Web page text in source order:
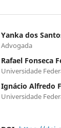
Yanka dos
Advogada
Rafael Fonseca
Universidade
Ignácio Alfredo
Universidade